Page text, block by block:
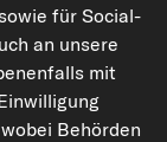
für Social-
an unsere
mit
Behörden